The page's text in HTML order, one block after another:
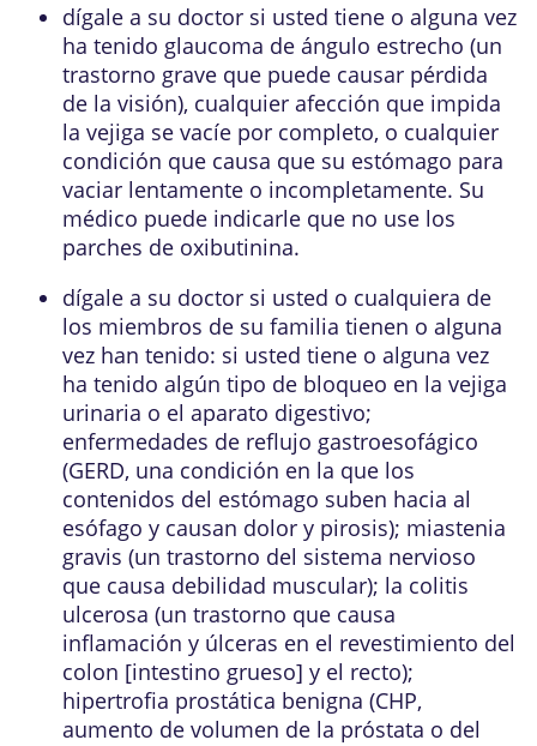
dígale a su doctor si usted tiene o alguna vez
ha tenido glaucoma de ángulo estrecho (un
trastorno grave que puede causar pérdida
de la visión), cualquier afección que impida
la vejiga se vacíe por completo, o cualquier
condición que causa que su estómago para
vaciar lentamente o incompletamente. Su
médico puede indicarle que no use los
parches de oxibutinina.
dígale a su doctor si usted o cualquiera de
los miembros de su familia tienen o alguna
vez han tenido: si usted tiene o alguna vez
ha tenido algún tipo de bloqueo en la vejiga
urinaria o el aparato digestivo;
enfermedades de reflujo gastroesofágico
(GERD, una condición en la que los
contenidos del estómago suben hacia al
esófago y causan dolor y pirosis); miastenia
gravis (un trastorno del sistema nervioso
que causa debilidad muscular); la colitis
ulcerosa (un trastorno que causa
inflamación y úlceras en el revestimiento del
colon [intestino grueso] y el recto);
hipertrofia prostática benigna (CHP,
aumento de volumen de la próstata o del